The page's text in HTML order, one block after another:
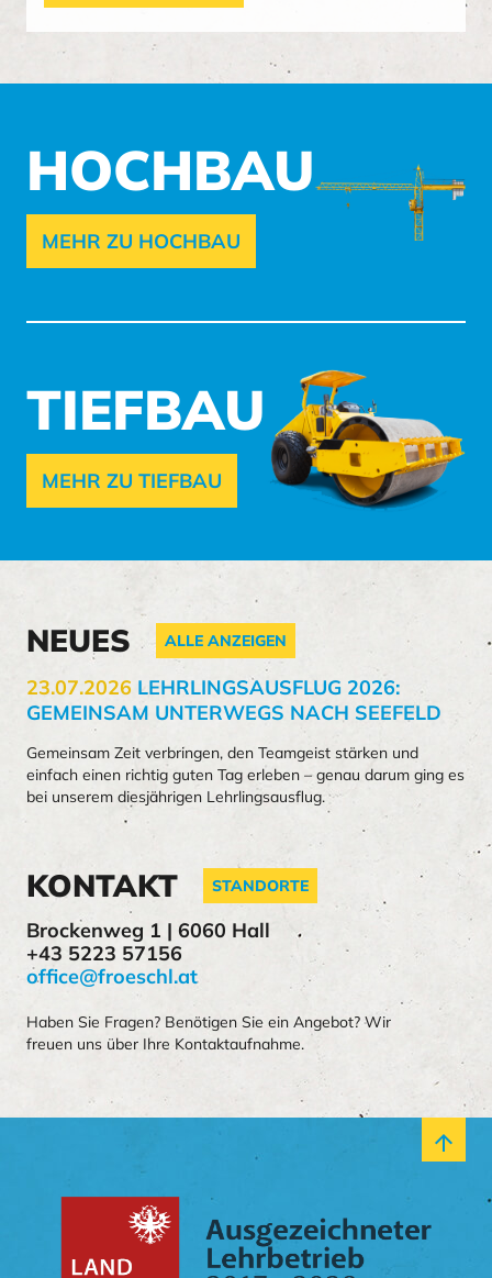
HOCHBAU
MEHR ZU HOCHBAU
TIEFBAU
MEHR ZU TIEFBAU
NEUES ALLE ANZEIGEN
23.07.2026 LEHRLINGSAUSFLUG 2026:
GEMEINSAM UNTERWEGS NACH SEEFELD
Gemeinsam Zeit verbringen, den Teamgeist stärken und
einfach einen richtig guten Tag erleben – genau darum ging es
bei unserem diesjährigen Lehrlingsausflug.
KONTAKT STANDORTE
Brockenweg 1 | 6060 Hall
+43 5223 57156
office@froeschl.at
Haben Sie Fragen? Benötigen Sie ein Angebot? Wir
freuen uns über Ihre Kontaktaufnahme.
arrow_upward